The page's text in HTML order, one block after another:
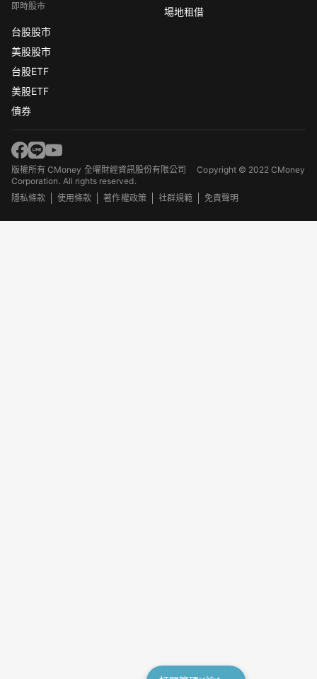
即時股市
台股股市
美股股市
台股ETF
美股ETF
債券
場地租借
版權所有 CMoney 全曜財經資訊股份有限公司Copyright © 2022 CMoney
Corporation. All rights reserved.
隱私條款
使用條款 著作權政策 社群規範 免責聲明